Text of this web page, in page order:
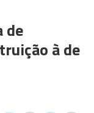
de
à de